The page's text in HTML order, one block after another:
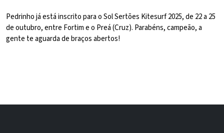
Pedrinho já está inscrito para o Sol Sertões Kitesurf 2025, de 22 a 25
de outubro, entre Fortim e o Preá (Cruz). Parabéns, campeão, a
gente te aguarda de braços abertos!